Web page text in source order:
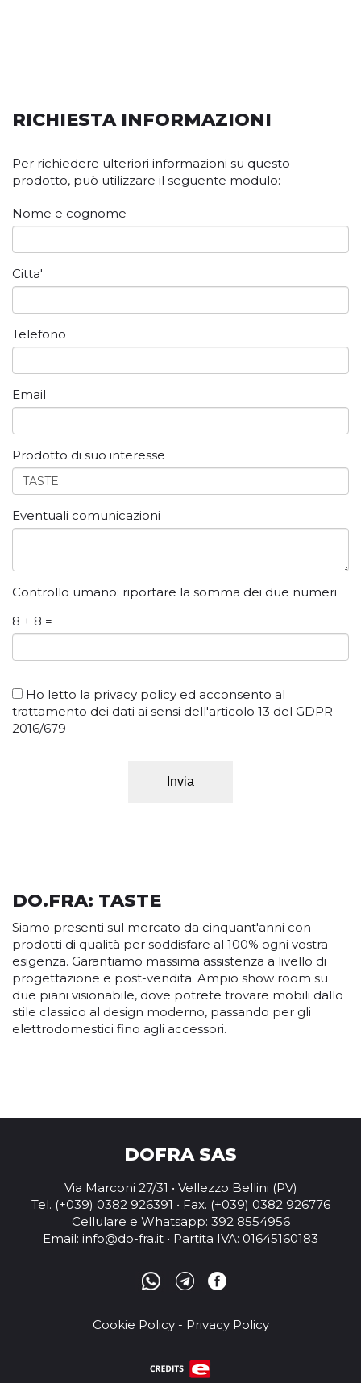
RICHIESTA INFORMAZIONI
Per richiedere ulteriori informazioni su questo
prodotto, può utilizzare il seguente modulo:
Nome e cognome
Citta'
Telefono
Email
Prodotto di suo interesse
Eventuali comunicazioni
Controllo umano: riportare la somma dei due numeri
8 + 8 =
Ho letto la privacy policy ed acconsento al
trattamento dei dati ai sensi dell'articolo 13 del GDPR
2016/679
Invia
DO.FRA: TASTE
Siamo presenti sul mercato da cinquant'anni con
prodotti di qualità per soddisfare al 100% ogni vostra
esigenza. Garantiamo massima assistenza a livello di
progettazione e post-vendita. Ampio show room su
due piani visionabile, dove potrete trovare mobili dallo
stile classico al design moderno, passando per gli
elettrodomestici fino agli accessori.
DOFRA SAS
Via Marconi 27/31 • Vellezzo Bellini (PV)
Tel. (+039) 0382 926391 • Fax. (+039) 0382 926776
Cellulare e Whatsapp: 392 8554956
Email: info@do-fra.it • Partita IVA: 01645160183
Cookie Policy- Privacy Policy